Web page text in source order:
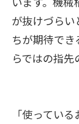
が抜けづら
ちが期待で
らではの指先
「使ってい